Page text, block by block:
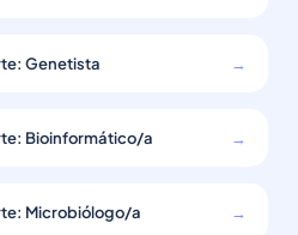
Genetista →
Bioinformático/a →
Microbiólogo/a →